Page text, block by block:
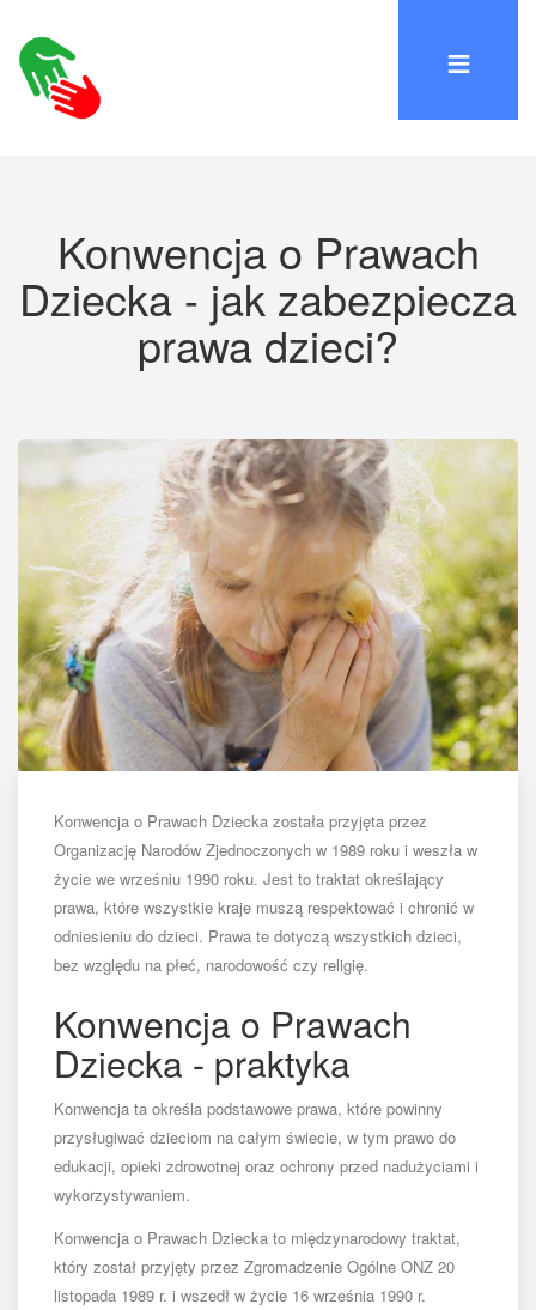
Konwencja o Prawach
Dziecka - jak zabezpiecza
prawa dzieci?
Konwencja o Prawach Dziecka została przyjęta przez
Organizację Narodów Zjednoczonych w 1989 roku i weszła w
życie we wrześniu 1990 roku. Jest to traktat określający
prawa, które wszystkie kraje muszą respektować i chronić w
odniesieniu do dzieci. Prawa te dotyczą wszystkich dzieci,
bez względu na płeć, narodowość czy religię.
Konwencja o Prawach
Dziecka - praktyka
Konwencja ta określa podstawowe prawa, które powinny
przysługiwać dzieciom na całym świecie, w tym prawo do
edukacji, opieki zdrowotnej oraz ochrony przed nadużyciami i
wykorzystywaniem.
Konwencja o Prawach Dziecka to międzynarodowy traktat,
który został przyjęty przez Zgromadzenie Ogólne ONZ 20
listopada 1989 r. i wszedł w życie 16 września 1990 r.